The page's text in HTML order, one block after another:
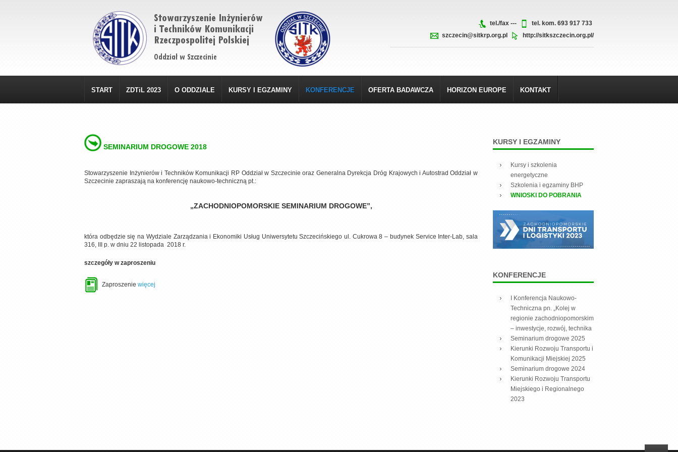
tel./fax ---
tel. kom. 693 917 733
szczecin@sitkrp.org.pl
http://sitkszczecin.org.pl/
START ZDTiL 2023 O ODDZIALE KURSY I EGZAMINY KONFERENCJE OFERTA BADAWCZA HORIZON EUROPE KONTAKT
SEMINARIUM DROGOWE 2018
Stowarzyszenie Inżynierów i Techników Komunikacji RP Oddział w Szczecinie oraz Generalna Dyrekcja Dróg Krajowych i Autostrad Oddział w
Szczecinie zapraszają na konferencję naukowo-techniczną pt.:
„ZACHODNIOPOMORSKIE SEMINARIUM DROGOWE”,
która odbędzie się na Wydziale Zarządzania i Ekonomiki Usług Uniwersytetu Szczecińskiego ul. Cukrowa 8 – budynek Service Inter-Lab, sala
316, III p. w dniu 22 listopada 2018 r.
szczegóły w zaproszeniu
Zaproszenie więcej
KURSY I EGZAMINY
Kursy i szkolenia
energetyczne
Szkolenia i egzaminy BHP
WNIOSKI DO POBRANIA
KONFERENCJE
I Konferencja Naukowo-
Techniczna pn. „Kolej w
regionie zachodniopomorskim
– inwestycje, rozwój, technika
Seminarium drogowe 2025
Kierunki Rozwoju Transportu i
Komunikacji Miejskiej 2025
Seminarium drogowe 2024
Kierunki Rozwoju Transportu
Miejskiego i Regionalnego
2023